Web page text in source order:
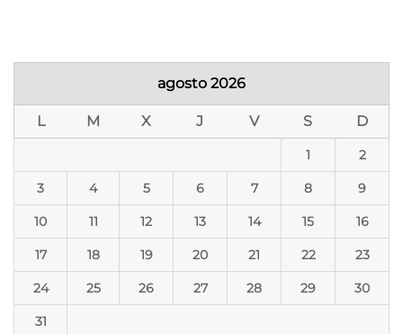
agosto 2026
L M X J V S D
1 2
3 4 5 6 7 8 9
10 11 12 13 14 15 16
17 18 19 20 21 22 23
24 25 26 27 28 29 30
31